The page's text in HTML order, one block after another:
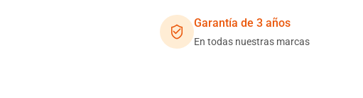
Garantía de 3 años
En todas nuestras marcas